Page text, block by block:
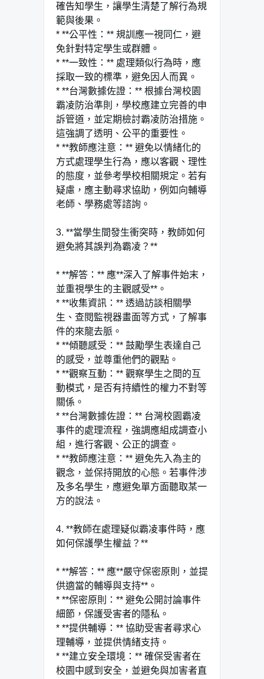
確告知學生，讓學生清楚了解行為規
範與後果。
* **公平性：** 規訓應一視同仁，避
免針對特定學生或群體。
* **一致性：** 處理類似行為時，應
採取一致的標準，避免因人而異。
* **台灣數據佐證：** 根據台灣校園
霸凌防治準則，學校應建立完善的申
訴管道，並定期檢討霸凌防治措施。
這強調了透明、公平的重要性。
* **教師應注意：** 避免以情緒化的
方式處理學生行為，應以客觀、理性
的態度，並參考學校相關規定。若有
疑慮，應主動尋求協助，例如向輔導
老師、學務處等諮詢。
3. **當學生間發生衝突時，教師如何
避免將其誤判為霸凌？**
* **解答：** 應**深入了解事件始末，
並重視學生的主觀感受**。
* **收集資訊：** 透過訪談相關學
生、查閱監視器畫面等方式，了解事
件的來龍去脈。
* **傾聽感受：** 鼓勵學生表達自己
的感受，並尊重他們的觀點。
* **觀察互動：** 觀察學生之間的互
動模式，是否有持續性的權力不對等
關係。
* **台灣數據佐證：** 台灣校園霸凌
事件的處理流程，強調應組成調查小
組，進行客觀、公正的調查。
* **教師應注意：** 避免先入為主的
觀念，並保持開放的心態。若事件涉
及多名學生，應避免單方面聽取某一
方的說法。
4. **教師在處理疑似霸凌事件時，應
如何保護學生權益？**
* **解答：** 應**嚴守保密原則，並提
供適當的輔導與支持**。
* **保密原則：** 避免公開討論事件
細節，保護受害者的隱私。
* **提供輔導：** 協助受害者尋求心
理輔導，並提供情緒支持。
* **建立安全環境：** 確保受害者在
校園中感到安全，並避免與加害者直